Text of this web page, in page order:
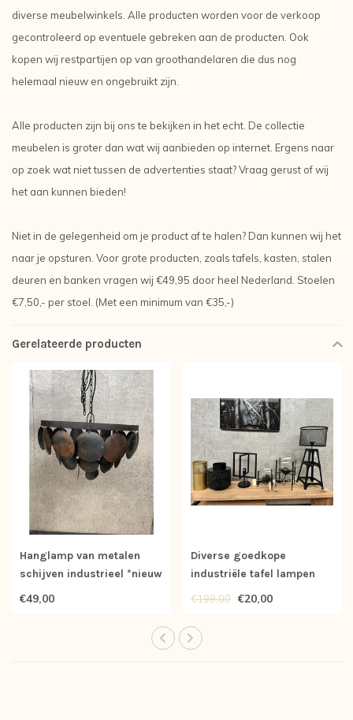
diverse meubelwinkels. Alle producten worden voor de verkoop
gecontroleerd op eventuele gebreken aan de producten. Ook
kopen wij restpartijen op van groothandelaren die dus nog
helemaal nieuw en ongebruikt zijn.
Alle producten zijn bij ons te bekijken in het echt. De collectie
meubelen is groter dan wat wij aanbieden op internet. Ergens naar
op zoek wat niet tussen de advertenties staat? Vraag gerust of wij
het aan kunnen bieden!
Niet in de gelegenheid om je product af te halen? Dan kunnen wij het
naar je opsturen. Voor grote producten, zoals tafels, kasten, stalen
deuren en banken vragen wij €49,95 door heel Nederland. Stoelen
€7,50,- per stoel. (Met een minimum van €35,-)
Gerelateerde producten
Hanglamp van metalen
schijven industrieel *nieuw
€49,00
Diverse goedkope
industriële tafel lampen
*nieuw/showroom
€199,00 €20,00